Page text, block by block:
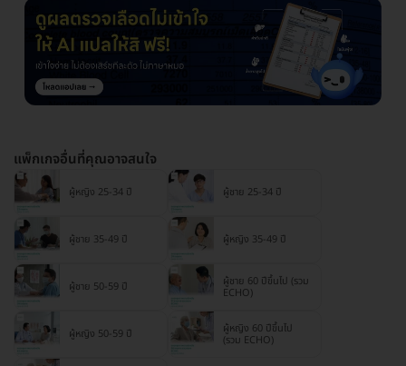
แพ็กเกจอื่นที่คุณอาจสนใจ
ผู้หญิง 25-34 ปี ผู้ชาย 25-34 ปี
ผู้ชาย 35-49 ปี ผู้หญิง 35-49 ปี
ผู้ชาย 50-59 ปี ผู้ชาย 60 ปีขึ้นไป (รวม
ECHO)
ผู้หญิง 50-59 ปี ผู้หญิง 60 ปีขึ้นไป
(รวม ECHO)